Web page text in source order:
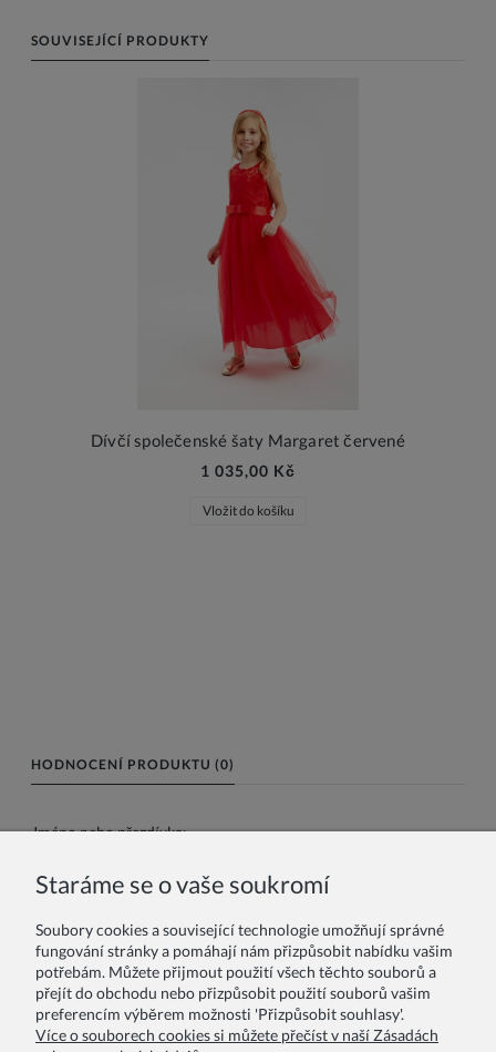
SOUVISEJÍCÍ PRODUKTY
Dívčí společenské šaty Margaret červené
1 035,00 Kč
Vložit do košíku
HODNOCENÍ PRODUKTU (0)
Jméno nebo přezdívka:
Staráme se o vaše soukromí
Soubory cookies a související technologie umožňují správné
fungování stránky a pomáhají nám přizpůsobit nabídku vašim
potřebám. Můžete přijmout použití všech těchto souborů a
přejít do obchodu nebo přizpůsobit použití souborů vašim
preferencím výběrem možnosti 'Přizpůsobit souhlasy'.
Více o souborech cookies si můžete přečíst v naší Zásadách